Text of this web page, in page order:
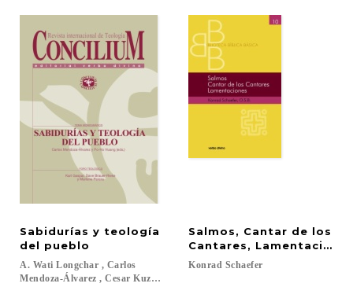
Sabidurías y teología
del pueblo
A. Wati Longchar , Carlos
Mendoza-Álvarez , Cesar Kuzma , Huang Po-Ho , Luiz Carlos Susin ,
Salmos, Cantar de los
Cantares,
Konrad Schaefer